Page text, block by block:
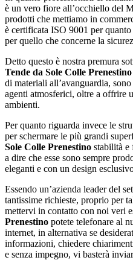
è un vero fiore all’occhiello del
prodotti che mettiamo in
è certificata ISO 9001 per
per quello che concerne la
Detto questo è nostra premura
Tende da Sole Colle Prenestino
di materiali all’avanguardia,
agenti atmosferici, oltre a offrire
ambienti.
Per quanto riguarda invece le
per schermare le più grandi
Sole Colle Prenestino stabilità e
a dire che esse sono sempre
eleganti e con un design
Essendo un’azienda leader del
tantissime richieste, proprio per
mettervi in contatto con noi veri
Prenestino potete telefonare al
internet, in alternativa se
informazioni, chiedere
e senza impegno, vi basterà